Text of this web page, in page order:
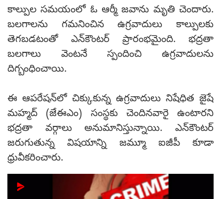
కాల్పుల సమయంలో ఓ ఆర్మీ జవాను మృతి చెందారు.
బలగాలను గమనించిన ఉగ్రవాదులు కాల్పులకు
తెగబడటంతో ఎన్‌కౌంటర్ ప్రారంభమైంది. భద్రతా
బలగాలు వెంటనే స్పందించి ఉగ్రవాదులను
దిగ్బంధించాయి.
ఈ ఆపరేషన్‌లో చిక్కుకున్న ఉగ్రవాదులు నిషేధిత జైషే
మహ్మద్ (జేఈఎం) సంస్థకు చెందినవారై ఉంటారని
భద్రతా వర్గాలు అనుమానిస్తున్నాయి. ఎన్‌కౌంటర్
జరుగుతున్న విషయాన్ని జమ్మూ ఐజీపీ కూడా
ధ్రువీకరించారు.